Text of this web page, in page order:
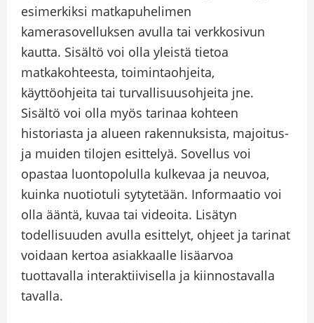
esimerkiksi matkapuhelimen
kamerasovelluksen avulla tai verkkosivun
kautta. Sisältö voi olla yleistä tietoa
matkakohteesta, toimintaohjeita,
käyttöohjeita tai turvallisuusohjeita jne.
Sisältö voi olla myös tarinaa kohteen
historiasta ja alueen rakennuksista, majoitus-
ja muiden tilojen esittelyä. Sovellus voi
opastaa luontopolulla kulkevaa ja neuvoa,
kuinka nuotiotuli sytytetään. Informaatio voi
olla ääntä, kuvaa tai videoita. Lisätyn
todellisuuden avulla esittelyt, ohjeet ja tarinat
voidaan kertoa asiakkaalle lisäarvoa
tuottavalla interaktiivisella ja kiinnostavalla
tavalla.